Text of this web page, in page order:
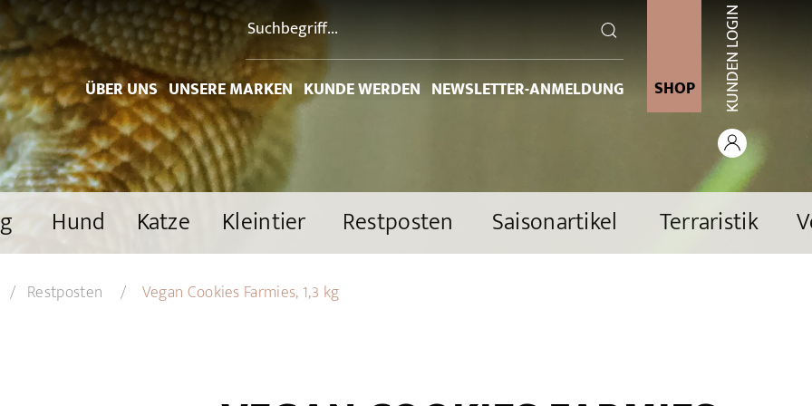
ÜBER UNS UNSERE MARKEN KUNDE WERDEN NEWSLETTER-ANMELDUNG SHOP KUNDEN LOGIN
Hund Katze Kleintier Restposten Saisonartikel Terraristik
Restposten Vegan Cookies Farmies, 1,3 kg